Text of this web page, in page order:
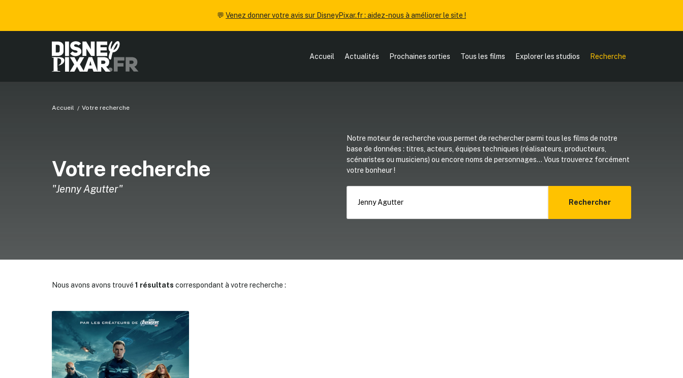
💬 Venez donner votre avis sur DisneyPixar.fr : aidez-nous à améliorer le site !
Accueil Actualités Prochaines sorties Tous les films Explorer les studios Recherche
Accueil Votre recherche
Votre recherche
"Jenny Agutter"
Notre moteur de recherche vous permet de rechercher parmi tous les films de notre
base de données : titres, acteurs, équipes techniques (réalisateurs, producteurs,
scénaristes ou musiciens) ou encore noms de personnages... Vous trouverez forcément
votre bonheur !
Rechercher
Nous avons avons trouvé 1 résultats correspondant à votre recherche :
✕